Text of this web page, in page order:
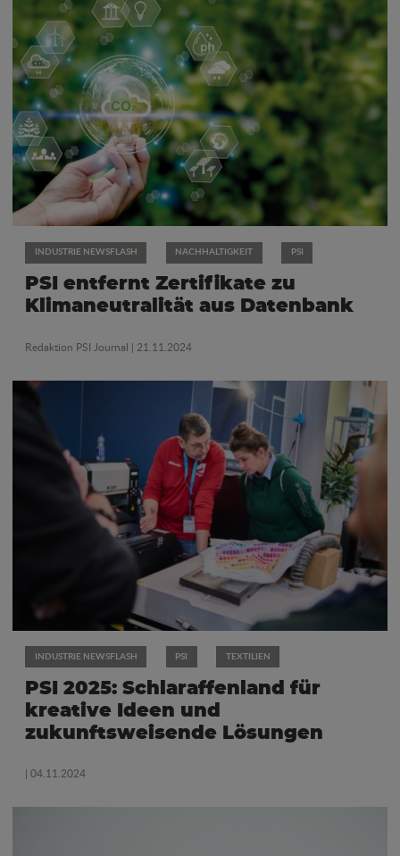
INDUSTRIE NEWSFLASH NACHHALTIGKEIT PSI
PSI entfernt Zertifikate zu
Klimaneutralität aus Datenbank
Redaktion PSI Journal | 21.11.2024
INDUSTRIE NEWSFLASH PSI TEXTILIEN
PSI 2025: Schlaraffenland für
kreative Ideen und
zukunftsweisende Lösungen
| 04.11.2024